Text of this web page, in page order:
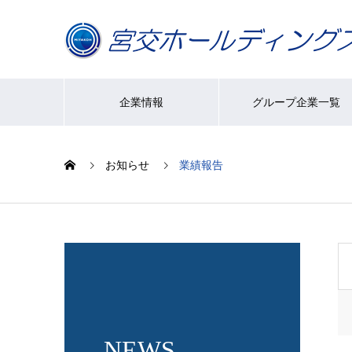
企業情報 グループ企業一覧
お知らせ 業績報告